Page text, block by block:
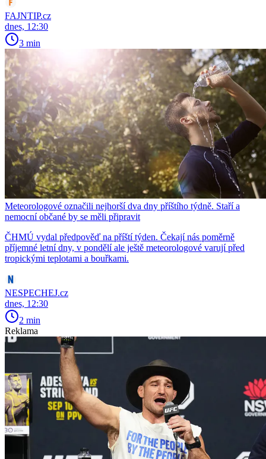
FAJNTIP.cz
dnes, 12:30
3 min
Meteorologové označili nejhorší dva dny příštího týdně. Staří a
nemocní občané by se měli připravit
ČHMÚ vydal předpověď na příští týden. Čekají nás poměrně
příjemné letní dny, v pondělí ale ještě meteorologové varují před
tropickými teplotami a bouřkami.
NESPECHEJ.cz
dnes, 12:30
2 min
Reklama